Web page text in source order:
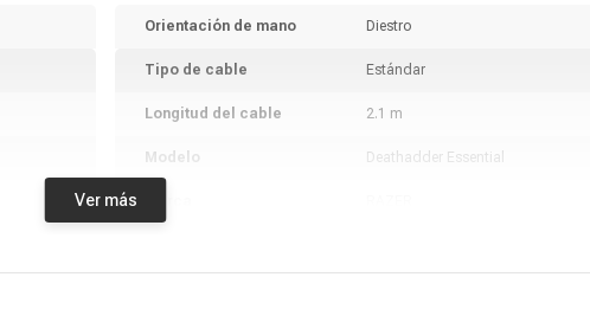
Orientación de mano Diestro
Tipo de cable Estándar
Longitud del cable 2.1 m
Modelo Deathadder Essential
Ver más